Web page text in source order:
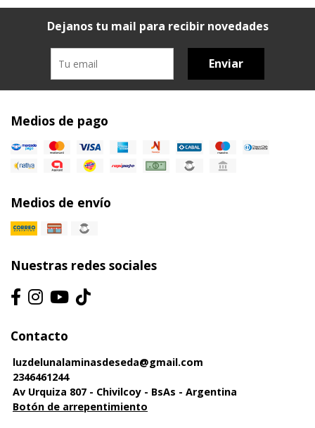
Dejanos tu mail para recibir novedades
Enviar
Medios de pago
Medios de envío
Nuestras redes sociales
Contacto
luzdelunalaminasdeseda@gmail.com
2346461244
Av Urquiza 807 - Chivilcoy - BsAs - Argentina
Botón de arrepentimiento